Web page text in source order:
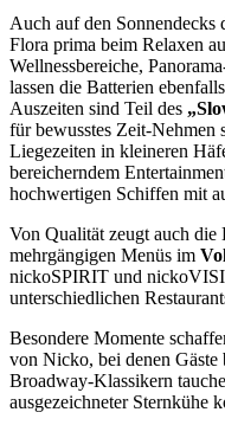
Auch auf den Sonnendecks
Flora prima beim Relaxen
Wellnessbereiche,
lassen die Batterien
Auszeiten sind Teil des
für bewusstes Zeit-Nehmen
Liegezeiten in kleineren
bereicherndem
hochwertigen Schiffen mit
Von Qualität zeugt auch
mehrgängigen Menüs im
nickoSPIRIT und
unterschiedlichen
Besondere Momente
von Nicko, bei denen
Broadway-Klassikern
ausgezeichneter Sternkühe